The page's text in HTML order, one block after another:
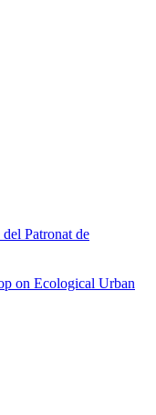
Patronat de
on Ecological Urban